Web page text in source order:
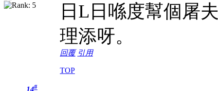
日L日喺度幫個屠
理添呀。
回覆 引用
TOP
14#